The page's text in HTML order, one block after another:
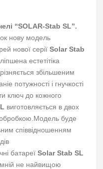
“SOLAR-Stab SL”.
нову модель
нової серіїSolar Stab
естетітіка
збільшеним
потужності і гнучкості
ключ до кожного
виготовляється в двох
Модель буде
співвідношенням
батареїSolar Stab SL
не найвищою